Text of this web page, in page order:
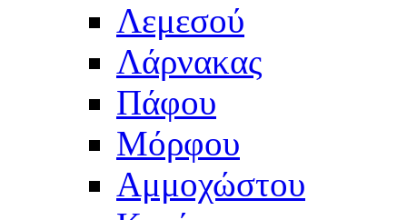
Λεμεσού
Λάρνακας
Πάφου
Μόρφου
Αμμοχώστου